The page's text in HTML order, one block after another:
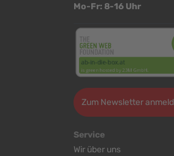
Mo-Fr: 8-16 Uhr
Zum Newsletter
Service
Wir über uns